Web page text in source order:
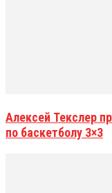
Алексей Текслер
по баскетболу 3×3